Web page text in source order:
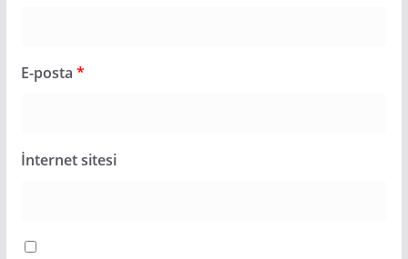
E-posta *
İnternet sitesi